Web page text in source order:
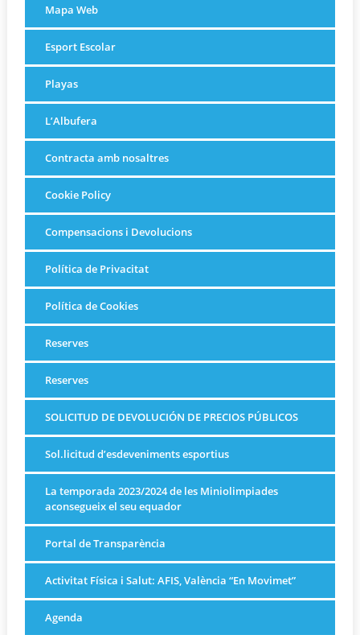
Mapa Web
Esport Escolar
Playas
L’Albufera
Contracta amb nosaltres
Cookie Policy
Compensacions i Devolucions
Política de Privacitat
Política de Cookies
Reserves
Reserves
SOLICITUD DE DEVOLUCIÓN DE PRECIOS PÚBLICOS
Sol.licitud d’esdeveniments esportius
La temporada 2023/2024 de les Miniolimpiades
aconsegueix el seu equador
Portal de Transparència
Activitat Física i Salut: AFIS, València “En Movimet”
Agenda